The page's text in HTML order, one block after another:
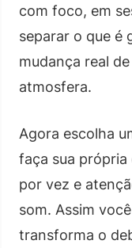
com foco, em
separar o que é
mudança real
atmosfera.
Agora escolha
faça sua
por vez e
som. Assim
transforma o